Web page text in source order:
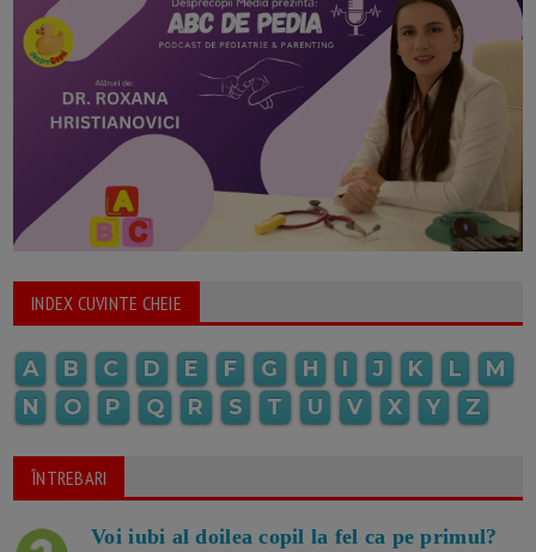
INDEX CUVINTE CHEIE
A B C D E F G H I J K L
M
N
O P Q R S T U V X Y Z
ÎNTREBARI
Voi iubi al doilea copil la fel ca pe primul?